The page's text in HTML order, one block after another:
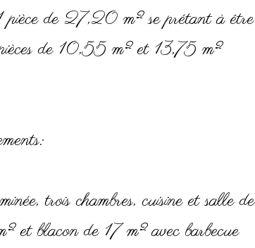
pièce de 27,20 m² se prétant à être
de 10,55 m² et 13,75 m²
trois chambres, cuisine et salle de
blacon de 17 m² avec barbecue